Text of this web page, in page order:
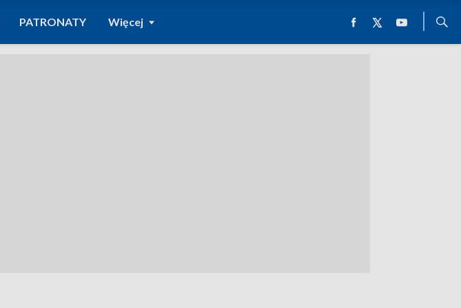
PATRONATY Więcej